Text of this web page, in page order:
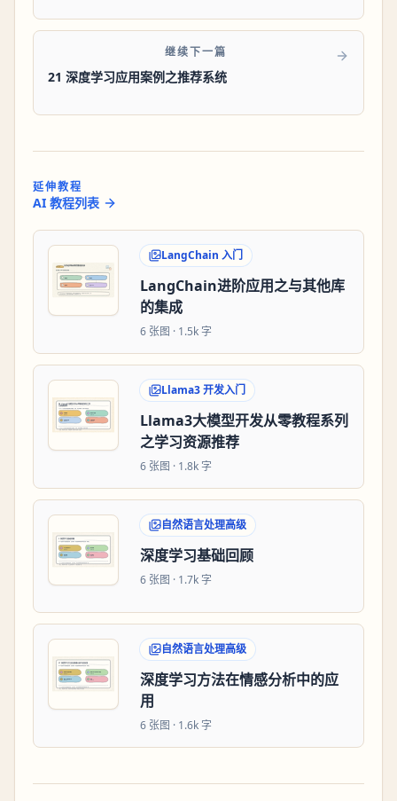
继续下一篇
21 深度学习应用案例之推荐系统
延伸教程
AI 教程列表
LangChain 入门
LangChain进阶应用之与其他库
的集成
6 张图 · 1.5k 字
Llama3 开发入门
Llama3大模型开发从零教程系列
之学习资源推荐
6 张图 · 1.8k 字
自然语言处理高级
深度学习基础回顾
6 张图 · 1.7k 字
自然语言处理高级
深度学习方法在情感分析中的应
用
6 张图 · 1.6k 字